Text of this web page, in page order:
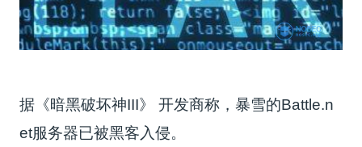
据《暗黑破坏神III》 开发商称，暴雪的Battle.n
et服务器已被黑客入侵。